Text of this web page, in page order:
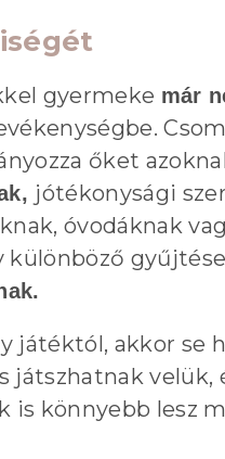
gyermeke már
őket
jótékonysági
óvodáknak
játéktól, akkor se
játszhatnak
is könnyebb lesz